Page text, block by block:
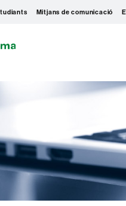
Mitjans de comunicació
A